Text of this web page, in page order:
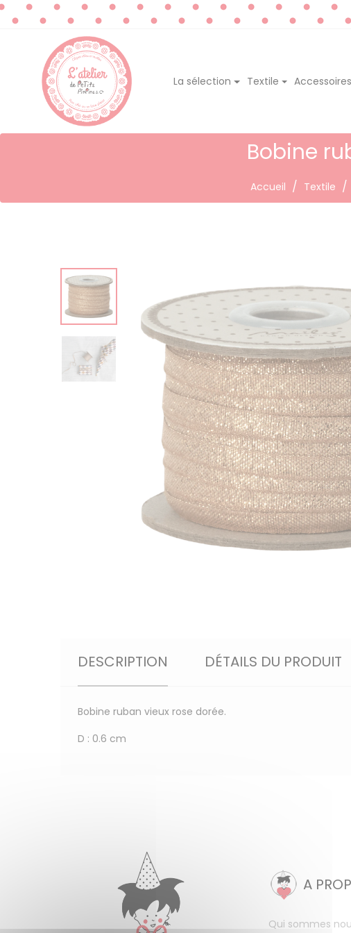
La sélection Textile Accessoires
Bobine
Accueil Textile
DESCRIPTION DÉTAILS DU PRODUIT
Bobine ruban vieux rose dorée.
D : 0.6 cm
A
Qui sommes